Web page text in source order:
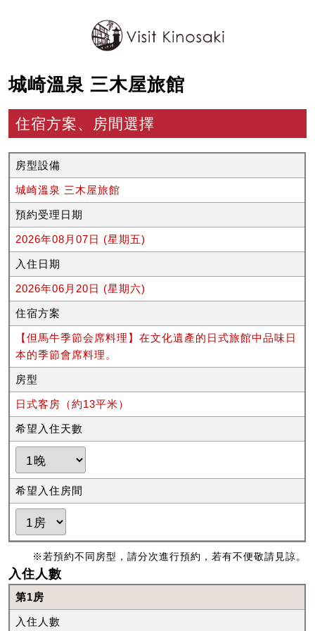
城崎溫泉 三木屋旅館
住宿方案、房間選擇
房型設備
城崎溫泉 三木屋旅館
預約受理日期
2026年08月07日 (星期五)
入住日期
2026年06月20日 (星期六)
住宿方案
【但馬牛季節会席料理】在文化遺產的日式旅館中品味日
本的季節會席料理。
房型
日式客房（約13平米）
希望入住天數
希望入住房間
※若預約不同房型，請分次進行預約，若有不便敬請見諒。
入住人數
第1房
入住人數